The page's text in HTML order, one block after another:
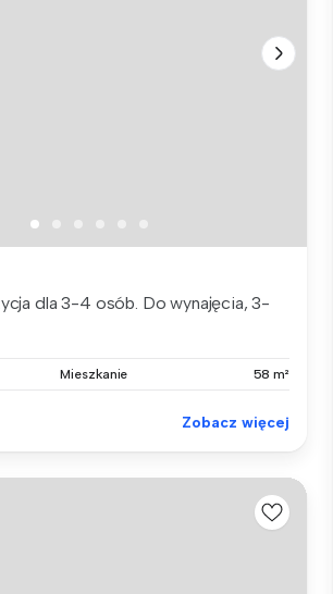
dla 3-4 osób. Do wynajęcia, 3-
Mieszkanie 58 m²
Zobacz więcej